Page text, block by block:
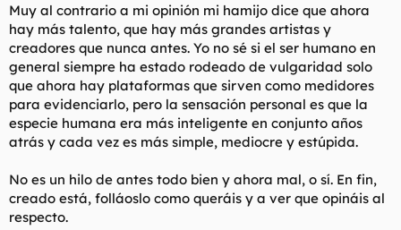
Muy al contrario a mi opinión mi hamijo dice que ahora
hay más talento, que hay más grandes artistas y
creadores que nunca antes. Yo no sé si el ser humano en
general siempre ha estado rodeado de vulgaridad solo
que ahora hay plataformas que sirven como medidores
para evidenciarlo, pero la sensación personal es que la
especie humana era más inteligente en conjunto años
atrás y cada vez es más simple, mediocre y estúpida.
No es un hilo de antes todo bien y ahora mal, o sí. En fin,
creado está, folláoslo como queráis y a ver que opináis al
respecto.